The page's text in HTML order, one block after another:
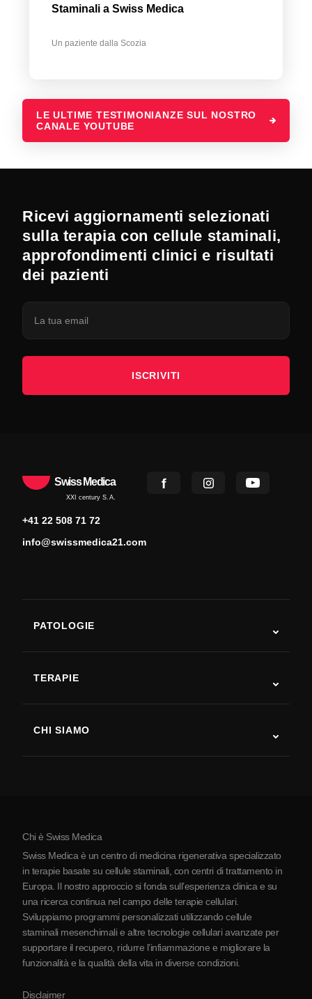
Staminali a Swiss Medica
Un paziente dalla Scozia
LE ULTIME TESTIMONIANZE SUL NOSTRO
CANALE YOUTUBE
Ricevi aggiornamenti selezionati
sulla terapia con cellule staminali,
approfondimenti clinici e risultati
dei pazienti
ISCRIVITI
Swiss Medica
XXI century S.A.
+41 22 508 71 72
info@swissmedica21.com
PATOLOGIE
Malattia di Parkinson
Artrite
TERAPIE
CHI SIAMO
La Serbia
Partnership
Chi è Swiss Medica
Swiss Medica è un centro di medicina rigenerativa specializzato
in terapie basate su cellule staminali, con centri di trattamento in
Europa. Il nostro approccio si fonda sull’esperienza clinica e su
una ricerca continua nel campo delle terapie cellulari.
Sviluppiamo programmi personalizzati utilizzando cellule
staminali mesenchimali e altre tecnologie cellulari avanzate per
supportare il recupero, ridurre l’infiammazione e migliorare la
funzionalità e la qualità della vita in diverse condizioni.
Disclaimer